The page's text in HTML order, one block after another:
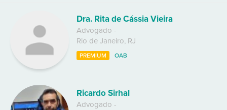
Dra. Rita de Cássia Vieira
Advogado -
Rio de Janeiro, RJ
PREMIUM OAB
Ricardo Sirhal
Advogado -